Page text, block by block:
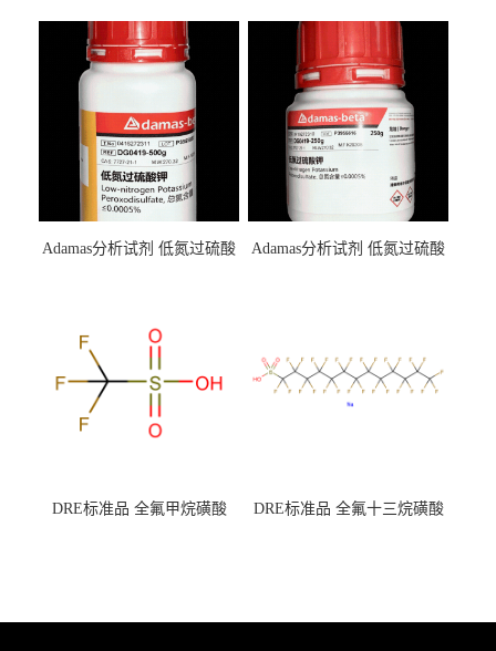
Adamas分析试剂 低氮过硫酸
（泰坦现货供应）
Adamas分析试剂 低氮过硫酸
DRE标准品 全氟甲烷磺酸
DRE标准品 全氟十三烷磺酸